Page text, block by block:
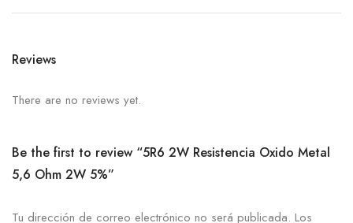
Reviews
There are no reviews yet.
Be the first to review “5R6 2W Resistencia Oxido Metal
5,6 Ohm 2W 5%”
Tu dirección de correo electrónico no será publicada. Los